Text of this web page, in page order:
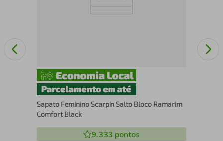
Sapato Feminino Scarpin Salto Bloco Ramarim
Comfort Black
9.333 pontos